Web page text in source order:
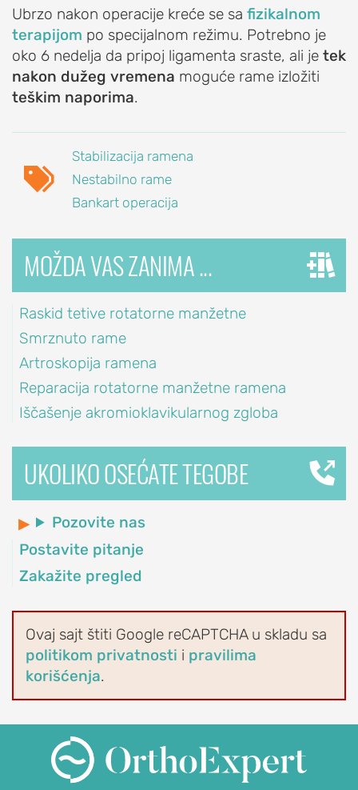
Iritacija
akromioklavikularnog
zgloba
Iščašenje
akromioklavikularnog
Poremećaji
lopatice:
nestabilna
krilata
lopatica
ZA
LEČENJE
RAMENA
Blokada
ramena
ramena
Reparacija
rotatorne
manžetne
ramena
rame
(proteza
ramena)
Stabilizacija
ramena
(Bankart
Subakromijalna
dekompresija
Ubrzo nakon operacije kreće se sa fizikalnom
terapijom po specijalnom režimu. Potrebno je
oko 6 nedelja da pripoj ligamenta sraste, ali je tek
nakon dužeg vremena moguće rame izložiti
teškim naporima.

Stabilizacija ramena
Nestabilno rame
Bankart operacija
MOŽDA VAS ZANIMA ...
Raskid tetive rotatorne manžetne
Smrznuto rame
Artroskopija ramena
Reparacija rotatorne manžetne ramena
Iščašenje akromioklavikularnog zgloba
UKOLIKO OSEĆATE TEGOBE
Pozovite nas
Postavite pitanje
Zakažite pregled
Ovaj sajt štiti Google reCAPTCHA u skladu sa
politikom privatnosti i pravilima
korišćenja.